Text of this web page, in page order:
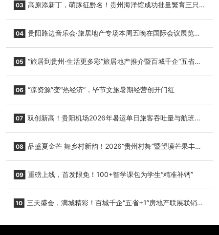
03 高原添新丁，萌豚征黔名！贵州海洋馆成功批量繁育三只
04 贵阳路边音乐会·旅居地产专场本周五晚在国际会议展览中
05 “旅居到贵州·生活更多彩”旅居地产推介暨百城千企“五省
06 “凉资源”变“热经济”，毕节文旅暑期经营创开门红
07 双创新高！贵阳机场2026年暑运单日旅客吞吐量与航班起
08 品盛夏金芒 舞乡村新韵！2026“贵州村舞”暨望谟芒果丰收
09 重磅上线，首发限免！100+智学课包为学生“精准补钙”
10 三天盛会，满城精彩！百城千企“五省+1”房地产联展联销活